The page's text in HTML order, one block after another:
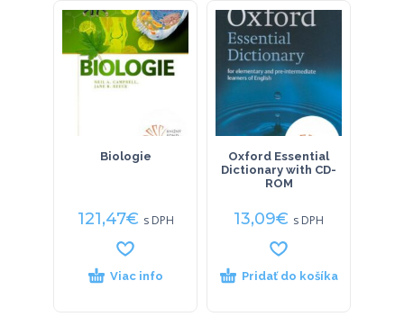
Biologie
121,47€ s DPH
Viac info
Oxford Essential
Dictionary with CD-
ROM
13,09€ s DPH
Pridať do košíka